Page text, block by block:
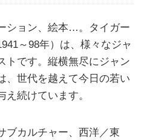
ション、絵本…。タイガー
～98年）は、様々なジャ
トです。縦横無尽にジャン
、世代を越えて今日の若い
続けています。
ブカルチャー、西洋／東